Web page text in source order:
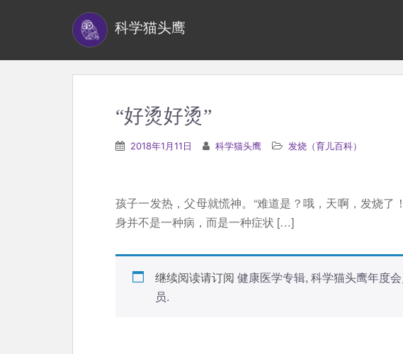
科学猫头鹰
“好烫好烫”
2018年1月11日 科学猫头鹰 发烧（育儿百科）
孩子一发热，父母就慌神。“难道是？哦，天啊，发烧了
身并不是一种病，而是一种症状 […]
继续阅读请订阅 健康医学专辑, 科学猫头鹰年度
员.